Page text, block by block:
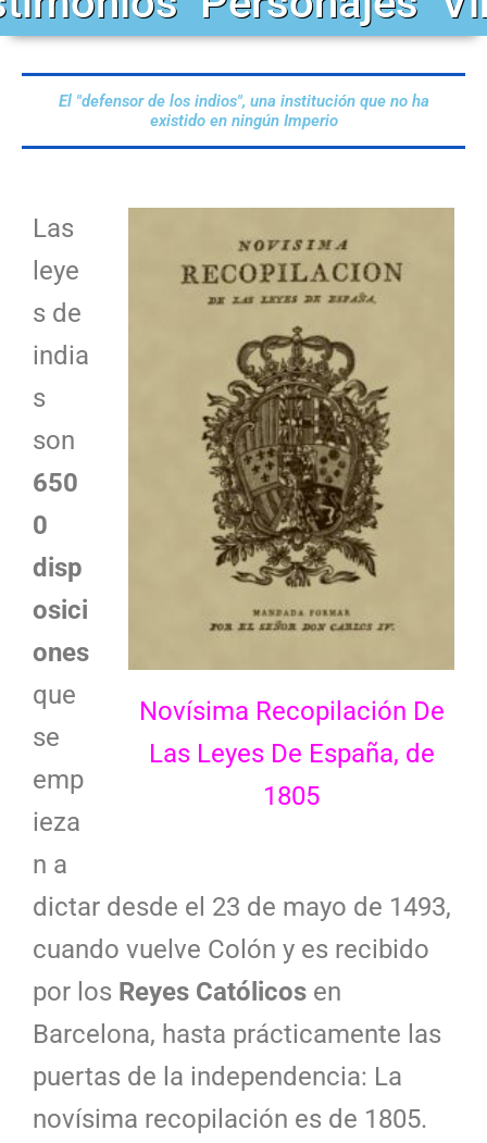
El "defensor de los indios", una institución que no ha
existido en ningún Imperio
Novísima Recopilación De
Las Leyes De España, de
1805
Las
leye
s de
india
s
son
650
0
disp
osici
ones
que
se
emp
ieza
n a
dictar desde el 23 de mayo de 1493,
cuando vuelve Colón y es recibido
por los Reyes Católicos en
Barcelona, hasta prácticamente las
puertas de la independencia: La
novísima recopilación es de 1805.